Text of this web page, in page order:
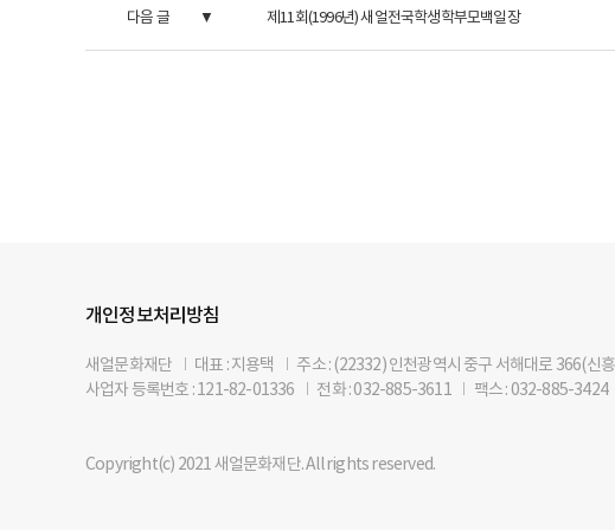
다음 글 제11회(1996년) 새얼전국학생학부모백일장
개인정보처리방침
새얼문화재단 대표 : 지용택
주소 : (22332) 인천광역시 중구 서해대로 366(신
사업자 등록번호 : 121-82-01336
전화 : 032-885-3611 팩스 : 032-885-3424
Copyright(c) 2021 새얼문화재단. All rights reserved.